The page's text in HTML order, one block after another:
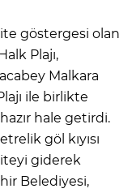
göstergesi olan
Plajı,
Malkara
ile birlikte
hale getirdi.
göl kıyısı
giderek
Belediyesi,